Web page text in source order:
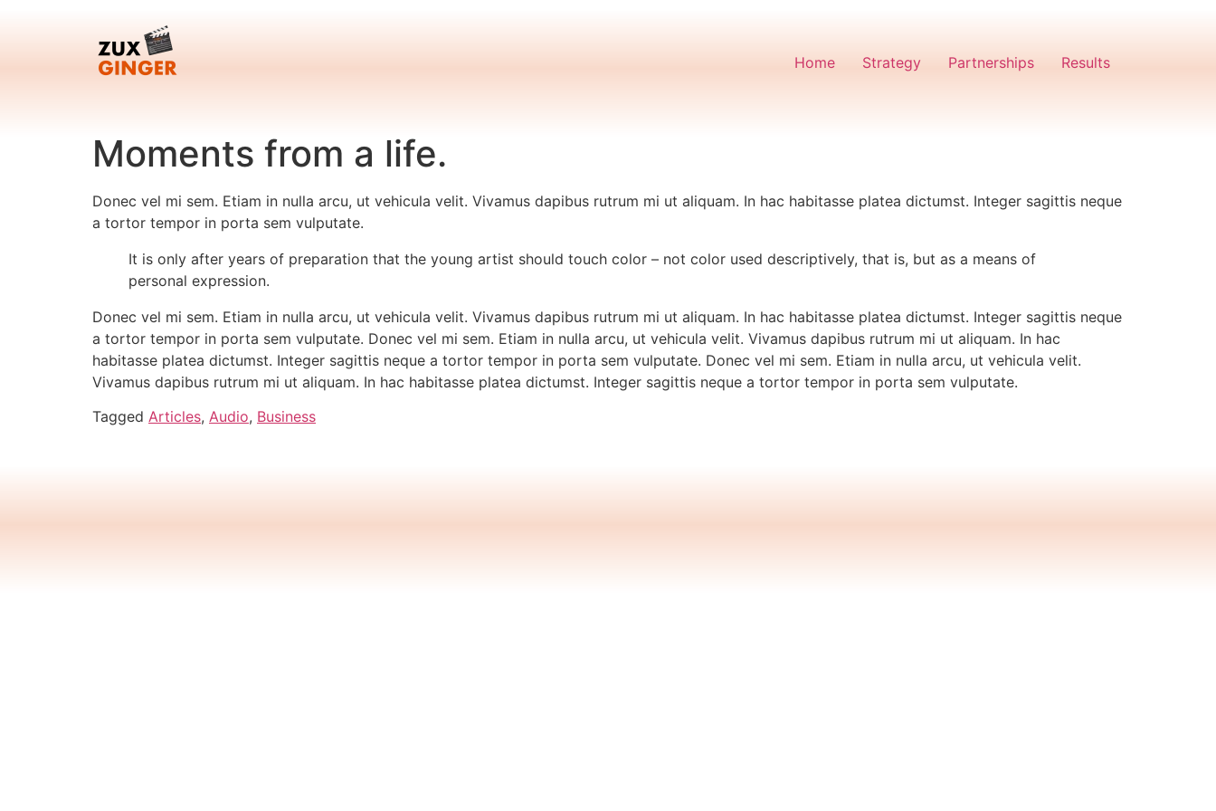
Home Strategy Partnerships Results
Moments from a life.
Donec vel mi sem. Etiam in nulla arcu, ut vehicula velit. Vivamus dapibus rutrum mi ut aliquam. In hac habitasse platea dictumst. Integer sagittis neque
a tortor tempor in porta sem vulputate.
It is only after years of preparation that the young artist should touch color – not color used descriptively, that is, but as a means of
personal expression.
Donec vel mi sem. Etiam in nulla arcu, ut vehicula velit. Vivamus dapibus rutrum mi ut aliquam. In hac habitasse platea dictumst. Integer sagittis neque
a tortor tempor in porta sem vulputate. Donec vel mi sem. Etiam in nulla arcu, ut vehicula velit. Vivamus dapibus rutrum mi ut aliquam. In hac
habitasse platea dictumst. Integer sagittis neque a tortor tempor in porta sem vulputate. Donec vel mi sem. Etiam in nulla arcu, ut vehicula velit.
Vivamus dapibus rutrum mi ut aliquam. In hac habitasse platea dictumst. Integer sagittis neque a tortor tempor in porta sem vulputate.
Tagged Articles, Audio, Business